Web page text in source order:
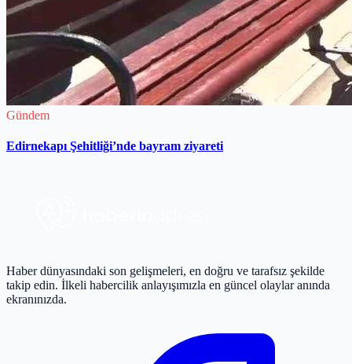
Gündem
Edirnekapı Şehitliği’nde bayram ziyareti
Haber dünyasındaki son gelişmeleri, en doğru ve tarafsız şekilde
takip edin. İlkeli habercilik anlayışımızla en güncel olaylar anında
ekranınızda.